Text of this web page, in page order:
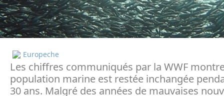
Europeche
Les chiffres communiqués par la WWF
population marine est restée inchangée
30 ans. Malgré des années de mauvaises